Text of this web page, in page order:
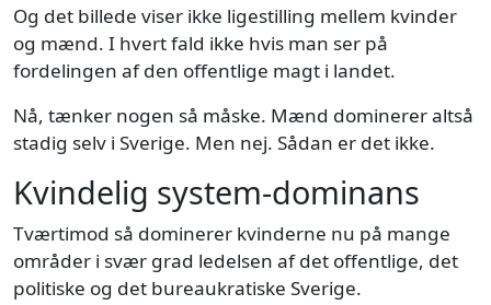
Og det billede viser ikke ligestilling mellem kvinder
og mænd. I hvert fald ikke hvis man ser på
fordelingen af den offentlige magt i landet.
Nå, tænker nogen så måske. Mænd dominerer altså
stadig selv i Sverige. Men nej. Sådan er det ikke.
Kvindelig system-dominans
Tværtimod så dominerer kvinderne nu på mange
områder i svær grad ledelsen af det offentlige, det
politiske og det bureaukratiske Sverige.